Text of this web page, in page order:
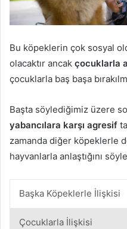
Bu köpeklerin çok sosyal
olacaktır ancak çocuklarla
çocuklarla baş başa
Başta söylediğimiz üzere
yabancılara karşı agresif
zamanda diğer köpeklerle
hayvanlarla anlaştığını
Başka Köpeklerle İlişkisi
Çocuklarla İlişkisi